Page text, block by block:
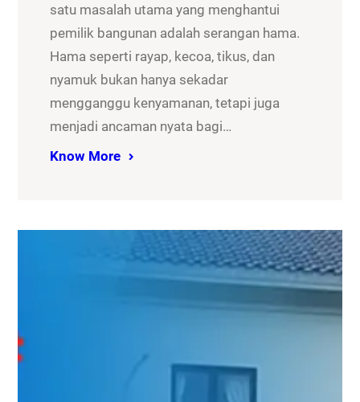
satu masalah utama yang menghantui
pemilik bangunan adalah serangan hama.
Hama seperti rayap, kecoa, tikus, dan
nyamuk bukan hanya sekadar
mengganggu kenyamanan, tetapi juga
menjadi ancaman nyata bagi…
Know More